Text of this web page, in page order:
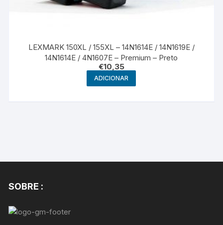
LEXMARK 150XL / 155XL – 14N1614E / 14N1619E /
14N1614E / 4N1607E – Premium – Preto
€10,35
ADICIONAR
SOBRE :